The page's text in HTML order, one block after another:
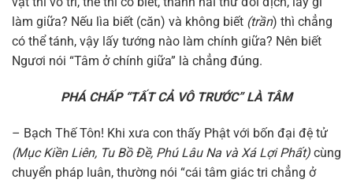
làm giữa? Nếu lìa biết (căn) và không biết (trần) thì chẳng
có thể tánh, vậy lấy tướng nào làm chính giữa? Nên biết
Ngươi nói “Tâm ở chính giữa” là chẳng đúng.
PHÁ CHẤP “TẤT CẢ VÔ TRƯỚC” LÀ TÂM
– Bạch Thế Tôn! Khi xưa con thấy Phật với bốn đại đệ tử
(Mục Kiền Liên, Tu Bồ Đề, Phú Lâu Na và Xá Lợi Phất) cùng
chuyển pháp luân, thường nói “cái tâm giác tri chẳng ở